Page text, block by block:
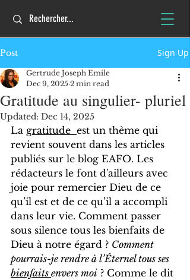
Post Sign Up
Gratitude au singulier- pluriel
Gertrude Joseph Emile
Dec 9, 2025 2 min read
Updated: Dec 14, 2025
La gratitude est un thème qui
revient souvent dans les articles
publiés sur le blog EAFO. Les
rédacteurs le font d'ailleurs avec
joie pour remercier Dieu de ce
qu’il est et de ce qu’il a accompli
dans leur vie. Comment passer
sous silence tous les bienfaits de
Dieu à notre égard ? Comment
pourrais-je rendre à l’Éternel tous ses
bienfaits envers moi ? Comme le dit